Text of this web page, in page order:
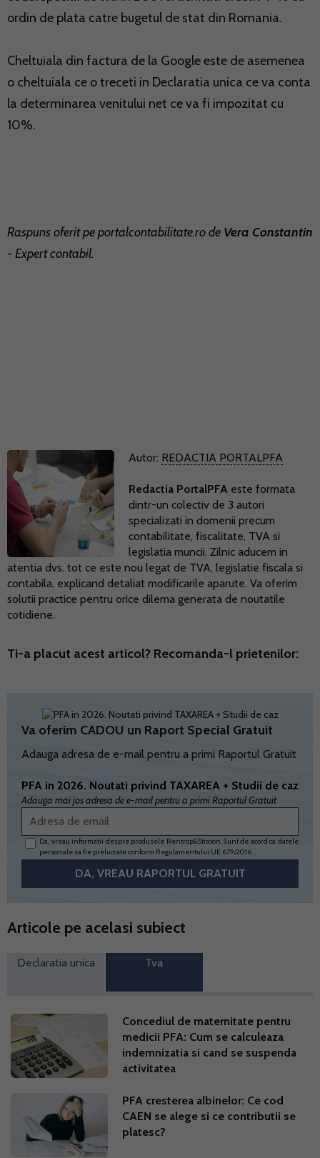
ordin de plata catre bugetul de stat din Romania.
Cheltuiala din factura de la Google este de asemenea
o cheltuiala ce o treceti in Declaratia unica ce va conta
la determinarea venitului net ce va fi impozitat cu
10%.
Raspuns oferit peportalcontabilitate.rode Vera Constantin
- Expert contabil.
Autor: REDACTIA PORTALPFA
Redactia PortalPFA este formata
dintr-un colectiv de 3 autori
specializati in domenii precum
contabilitate, fiscalitate, TVA si
legislatia muncii. Zilnic aducem in
atentia dvs. tot ce este nou legat de TVA, legislatie fiscala si
contabila, explicand detaliat modificarile aparute. Va oferim
solutii practice pentru orice dilema generata de noutatile
cotidiene.
Ti-a placut acest articol? Recomanda-l prietenilor:
Va oferim CADOU un Raport Special Gratuit
Adauga adresa de e-mail pentru a primi Raportul Gratuit
PFA in 2026. Noutati privind TAXAREA + Studii de caz
Adauga mai jos adresa de e-mail pentru a primi Raportul Gratuit
Da, vreau informatii despre produsele Rentrop&Straton. Sunt de acord ca datele
personale sa fie prelucrate conform Regulamentului UE 679/2016
Articole pe acelasi subiect
Declaratia unica Tva
Concediul de maternitate pentru
medicii PFA: Cum se calculeaza
indemnizatia si cand se suspenda
activitatea
PFA cresterea albinelor: Ce cod
CAEN se alege si ce contributii se
platesc?